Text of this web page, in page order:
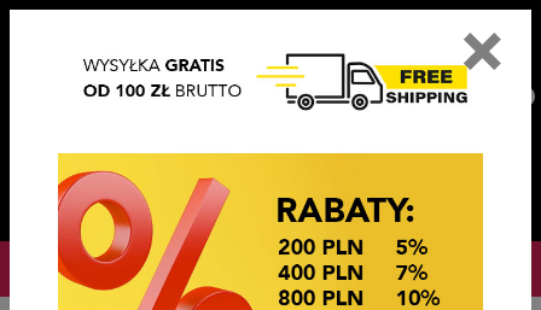
OKAZJE CENOWE
×